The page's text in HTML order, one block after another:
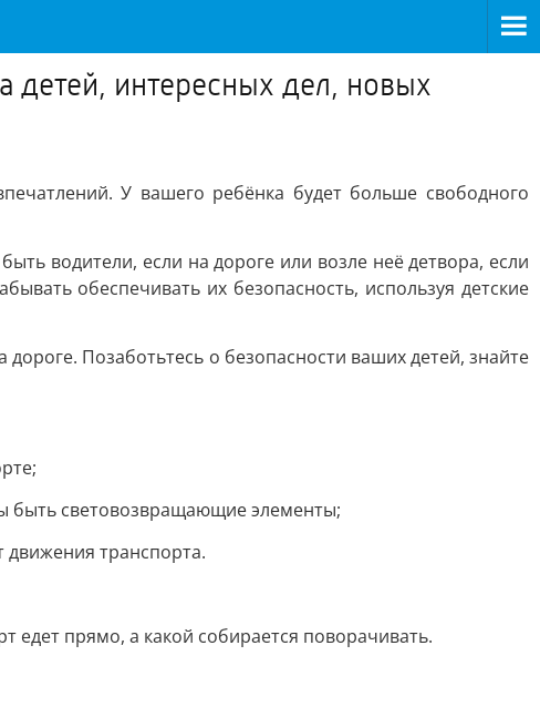
детей, интересных дел, новых
У вашего ребёнка будет больше свободного
водители, если на дороге или возле неё детвора, если
обеспечивать их безопасность, используя детские
Позаботьтесь о безопасности ваших детей, знайте
быть световозвращающие элементы;
движения транспорта.
едет прямо, а какой собирается поворачивать.